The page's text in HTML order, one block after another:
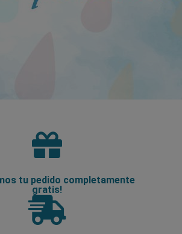
tu pedido completamente
gratis!